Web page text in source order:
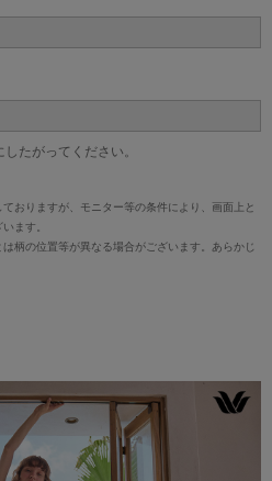
たがってください。
おりますが、モニター等の条件により、画面上と
ます。
柄の位置等が異なる場合がございます。あらかじ